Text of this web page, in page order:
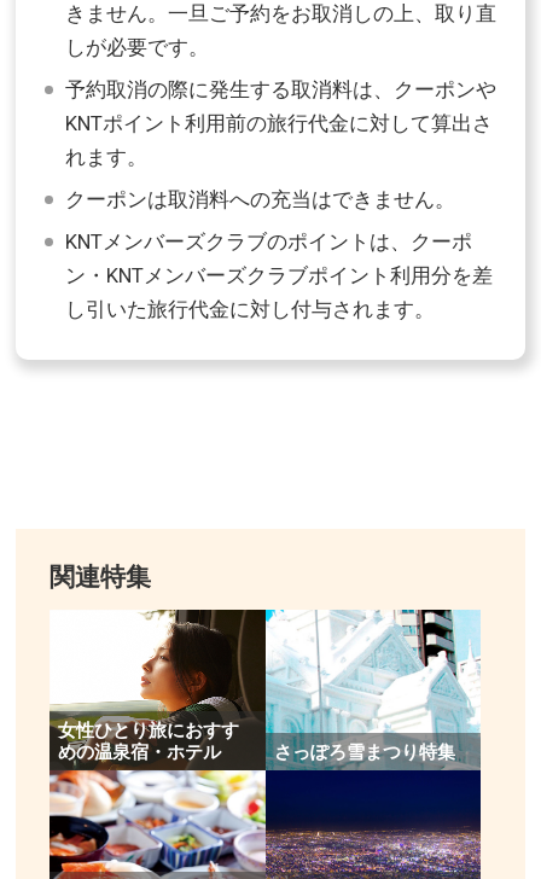
きません。一旦ご予約をお取消しの上、取り直
しが必要です。
予約取消の際に発生する取消料は、クーポンや
KNTポイント利用前の旅行代金に対して算出さ
れます。
クーポンは取消料への充当はできません。
KNTメンバーズクラブのポイントは、クーポ
ン・KNTメンバーズクラブポイント利用分を差
し引いた旅行代金に対し付与されます。
関連特集
女性ひとり旅におすす
めの温泉宿・ホテル
さっぽろ雪まつり特集